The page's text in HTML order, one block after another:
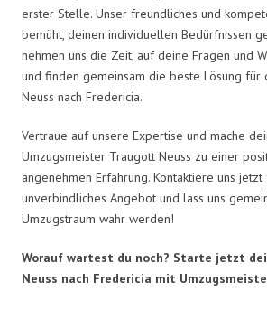
erster Stelle. Unser freundliches und
bemüht, deinen individuellen Bedürfnissen
nehmen uns die Zeit, auf deine Fragen und
und finden gemeinsam die beste Lösung für
Neuss nach Fredericia.
Vertraue auf unsere Expertise und mache
Umzugsmeister Traugott Neuss zu einer
angenehmen Erfahrung. Kontaktiere uns jetzt
unverbindliches Angebot und lass uns
Umzugstraum wahr werden!
Worauf wartest du noch? Starte jetzt
Neuss nach Fredericia mit